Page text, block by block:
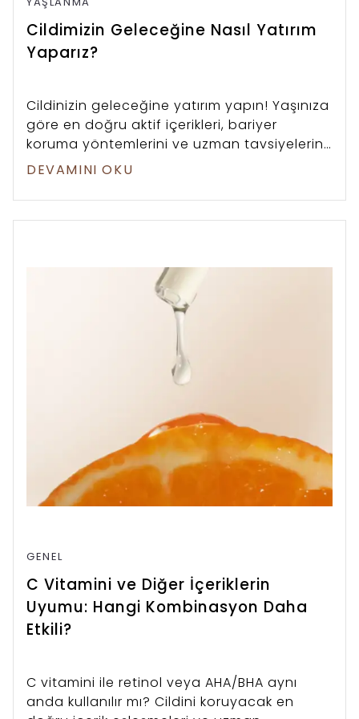
Cildimizin Geleceğine Nasıl Yatırım
Yaparız?
Cildinizin geleceğine yatırım yapın! Yaşınıza
göre en doğru aktif içerikleri, bariyer
koruma yöntemlerini ve uzman tavsiyelerini
welcometoclub’da inceleyin.
DEVAMINI OKU
GENEL
C Vitamini ve Diğer İçeriklerin
Uyumu: Hangi Kombinasyon Daha
Etkili?
C vitamini ile retinol veya AHA/BHA aynı
anda kullanılır mı? Cildini koruyacak en